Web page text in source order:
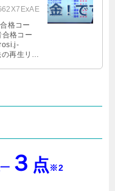
格コー
格コー
再生リス
理からの
３ 点※2